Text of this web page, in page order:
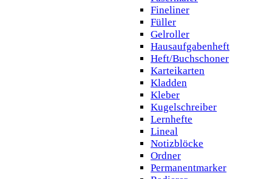
Fineliner
Füller
Gelroller
Hausaufgabenheft
Heft/Buchschoner
Karteikarten
Kladden
Kleber
Kugelschreiber
Lernhefte
Lineal
Notizblöcke
Ordner
Permanentmarker